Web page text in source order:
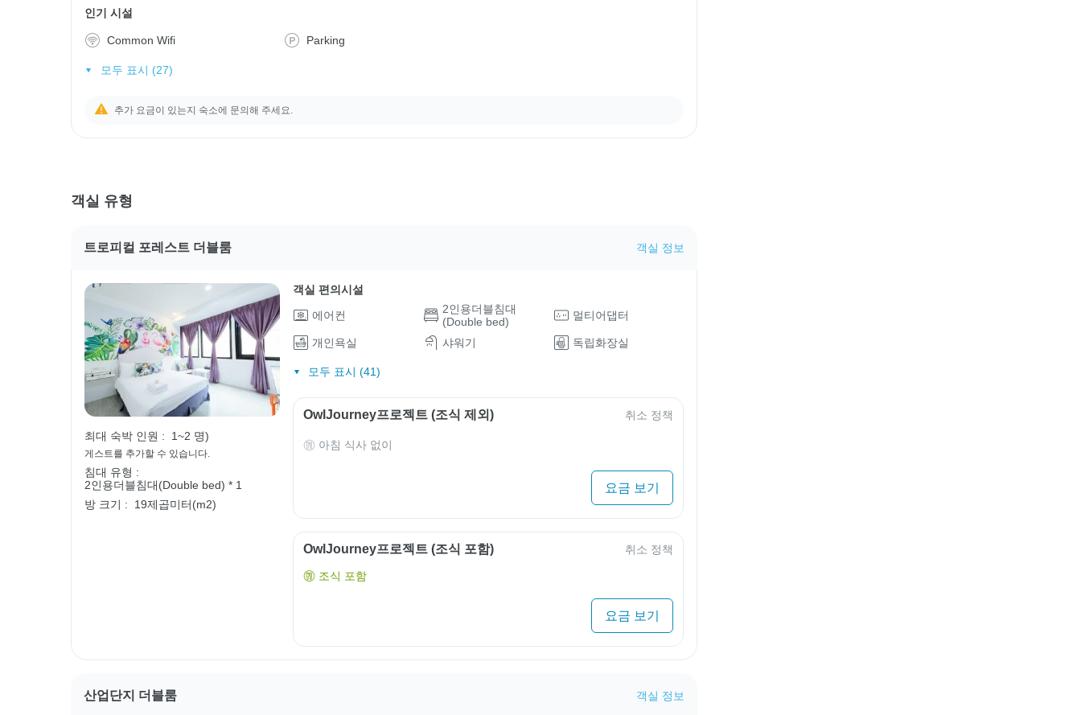
인기 시설
Common Wifi Parking
모두 표시 (27)
추가 요금이 있는지 숙소에 문의해 주세요.
객실 유형
트로피컬 포레스트 더블룸 객실 정보
최대 숙박 인원 : 1~2 명)
게스트를 추가할 수 있습니다.
침대 유형 :
2인용더블침대(Double bed) * 1
방 크기 :
19제곱미터(m2)
객실 편의시설
에어컨
2인용더블침대
(Double bed)
멀티어댑터
개인욕실 샤워기 독립화장실
모두 표시 (41)
OwlJourney프로젝트 (조식 제외) 취소 정책
아침 식사 없이
요금 보기
OwlJourney프로젝트 (조식 포함) 취소 정책
조식 포함
요금 보기
산업단지 더블룸 객실 정보